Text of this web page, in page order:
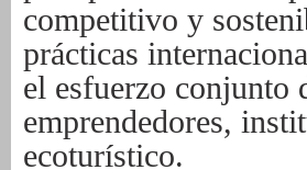
competitivo y
prácticas
el esfuerzo conjunto
emprendedores,
ecoturístico.